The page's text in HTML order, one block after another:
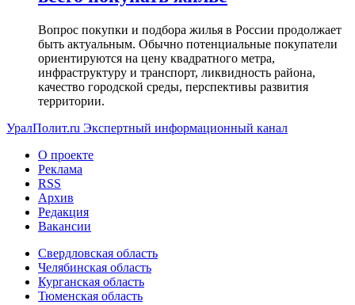
Вопрос покупки и подбора жилья в России продолжает
быть актуальным. Обычно потенциальные покупатели
ориентируются на цену квадратного метра,
инфраструктуру и транспорт, ликвидность района,
качество городской среды, перспективы развития
территории.
УралПолит.ru Экспертный информационный канал
О проекте
Реклама
RSS
Архив
Редакция
Вакансии
Свердловская область
Челябинская область
Курганская область
Тюменская область